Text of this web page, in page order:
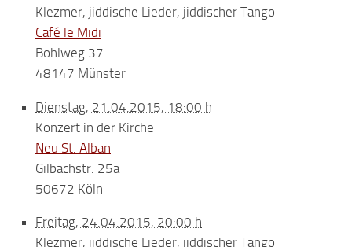
Klezmer, jiddische Lieder, jiddischer Tango
Café le Midi
Bohlweg 37
48147 Münster
Dienstag, 21.04.2015, 18:00 h
Konzert in der Kirche
Neu St. Alban
Gilbachstr. 25a
50672 Köln
Freitag, 24.04.2015, 20:00 h
Klezmer, jiddische Lieder, jiddischer Tango